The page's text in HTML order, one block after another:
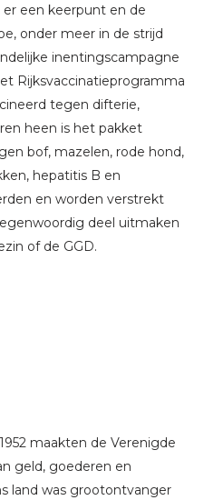
een keerpunt en de
onder meer in de strijd
inentingscampagne
Rijksvaccinatieprogramma
tegen difterie,
heen is het pakket
bof, mazelen, rode hond,
hepatitis B en
en worden verstrekt
deel uitmaken
of de GGD.
maakten de Verenigde
geld, goederen en
land was grootontvanger